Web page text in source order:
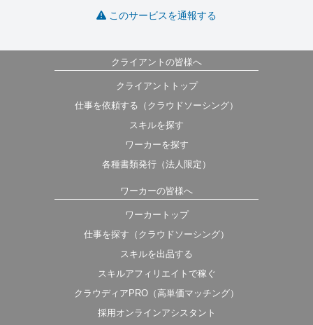
このサービスを通報する
クライアントの皆様へ
クライアントトップ
仕事を依頼する（クラウドソーシング）
スキルを探す
ワーカーを探す
各種書類発行（法人限定）
ワーカーの皆様へ
ワーカートップ
仕事を探す（クラウドソーシング）
スキルを出品する
スキルアフィリエイトで稼ぐ
クラウディアPRO（高単価マッチング）
採用オンラインアシスタント